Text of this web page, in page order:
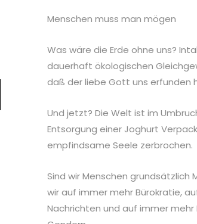
Menschen muss man mögen
Was wäre die Erde ohne uns?
dauerhaft ökologischen
daß der liebe Gott uns erfunden
Und jetzt? Die Welt ist im
Entsorgung einer Joghurt
empfindsame Seele zerbrochen.
Sind wir Menschen
wir auf immer mehr Bürokratie,
Nachrichten und auf immer